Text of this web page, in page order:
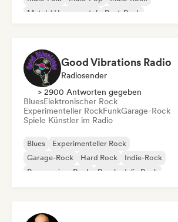
Metal / Heavy metal
Post-Punk
Good Vibrations Radio
Radiosender
> 2900 Antworten gegeben
BluesElektronischer Rock
Experimenteller RockFunkGarage-Rock
Spiele Künstler im Radio
Blues
Experimenteller Rock
Garage-Rock
Hard Rock
Indie-Rock
Progressiver Rock
Psychedelic Rock